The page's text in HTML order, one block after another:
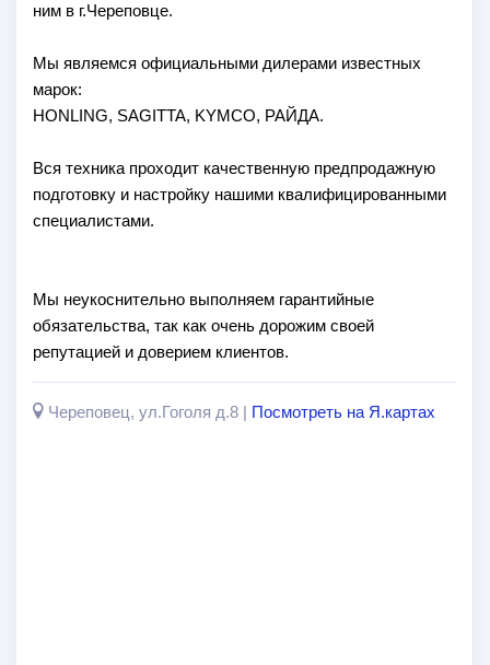
ним в г.Череповце.
Мы являемся официальными дилерами известных
марок:
HONLING, SAGITTA, KYMCO, РАЙДА.
Вся техника проходит качественную предпродажную
подготовку и настройку нашими квалифицированными
специалистами.
Мы неукоснительно выполняем гарантийные
обязательства, так как очень дорожим своей
репутацией и доверием клиентов.
Череповец, ул.Гоголя д.8 | Посмотреть на Я.картах